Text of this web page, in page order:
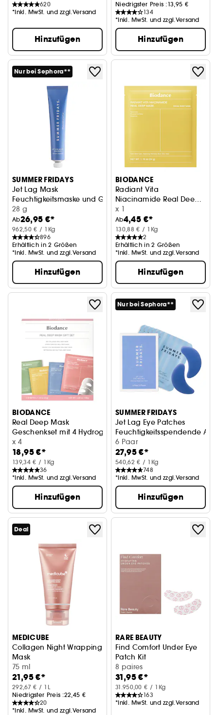
620
*Inkl. MwSt. und zzgl.Versand
Hinzufügen
Niedrigster Preis :13,95 €
134
*Inkl. MwSt. und zzgl.Versand
Hinzufügen
Nur bei Sephora**
SUMMER FRIDAYS
Jet Lag Mask
Feuchtigkeitsmaske und Gesichtscreme
28 g
Ab26,95 €*
962,50 € / 1Kg
896
Erhältlich in 2 Größen
*Inkl. MwSt. und zzgl.Versand
Hinzufügen
BIODANCE
Radiant Vita
Niacinamide Real Deep
Mask
Für einen helleren,
x 1
Ab4,45 €*
130,88 € / 1Kg
2
Erhältlich in 2 Größen
*Inkl. MwSt. und zzgl.Versand
Hinzufügen
BIODANCE
Real Deep Mask
Geschenkset mit 4 Hydrogel-Masken
x 4
18,95 €*
139,34 € / 1Kg
36
*Inkl. MwSt. und zzgl.Versand
Hinzufügen
Nur bei Sephora**
SUMMER FRIDAYS
Jet Lag Eye Patches
Feuchtigkeitsspendende
6 Paar
27,95 €*
540,62 € / 1Kg
748
*Inkl. MwSt. und zzgl.Versand
Hinzufügen
Deal
MEDICUBE
Collagen Night Wrapping
Mask
Straffende Nachtmaske für mehr Glow
75 ml
21,95 €*
292,67 € / 1L
Niedrigster Preis :22,45 €
20
*Inkl. MwSt. und zzgl.Versand
RARE BEAUTY
Find Comfort Under Eye
Patch Kit
Feuchtigkeitsspendende
8 paires
31,95 €*
31.950,00 € / 1Kg
163
*Inkl. MwSt. und zzgl.Versand